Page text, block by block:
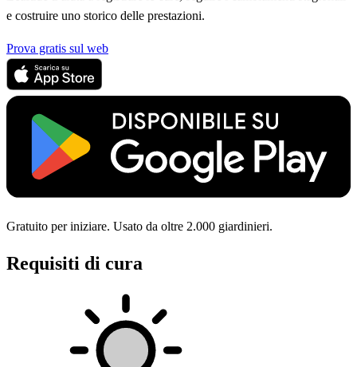
e costruire uno storico delle prestazioni.
Prova gratis sul web
Gratuito per iniziare. Usato da oltre 2.000 giardinieri.
Requisiti di cura